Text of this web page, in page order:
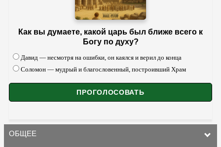
Как вы думаете, какой царь был ближе всего к
Богу по духу?
Давид — несмотря на ошибки, он каялся и верил до конца
Соломон — мудрый и благословенный, построивший Храм
ОБЩЕЕ